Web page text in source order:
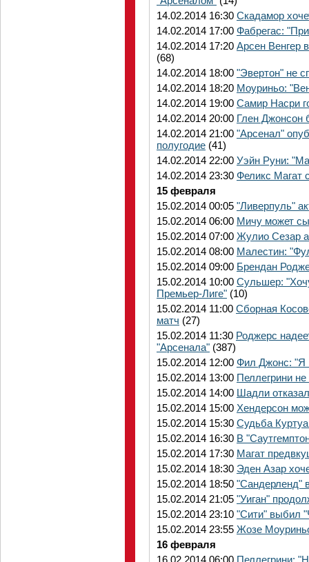
14.02.2014 16:30 Скадамор
14.02.2014 17:00 Фабрегас:
14.02.2014 17:20 Арсен Венгер
(68)
14.02.2014 18:00 "Эвертон" не
14.02.2014 18:20 Моуриньо:
14.02.2014 19:00 Самир Насри
14.02.2014 20:00 Глен Джонсон
14.02.2014 21:00 "Арсенал"
полугодие (41)
14.02.2014 22:00 Уэйн Руни:
14.02.2014 23:30 Феликс Магат
15 февраля
15.02.2014 00:05 "Ливерпуль"
15.02.2014 06:00 Мичу может
15.02.2014 07:00 Жулио Сезар
15.02.2014 08:00 Малестин:
15.02.2014 09:00 Брендан
15.02.2014 10:00 Сульшер:
Премьер-Лиге" (10)
15.02.2014 11:00 Сборная
матч (27)
15.02.2014 11:30 Роджерс
"Арсенала" (387)
15.02.2014 12:00 Фил Джонс: "Я
15.02.2014 13:00 Пеллегрини
15.02.2014 14:00 Шадли
15.02.2014 15:00 Хендерсон
15.02.2014 15:30 Судьба
15.02.2014 16:30 В
15.02.2014 17:30 Магат
15.02.2014 18:30 Эден Азар
15.02.2014 18:50 "Сандерленд"
15.02.2014 21:05 "Уиган"
15.02.2014 23:10 "Сити" выбил
15.02.2014 23:55 Жозе
16 февраля
16.02.2014 06:00 Пеллегрини: